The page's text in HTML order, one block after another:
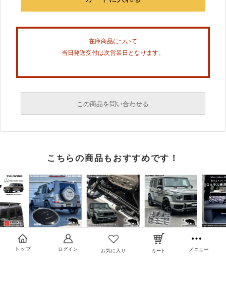
在庫商品について
当日発送受付は次営業日となります。
この商品を問い合わせる
必須
こちらの商品もおすすめです！
トップ ログイン お気に入り カート メニュー